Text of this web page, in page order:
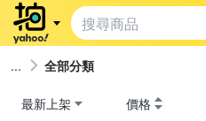
全部分類
最新上架 價格